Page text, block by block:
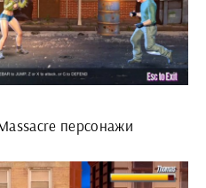
персонажи